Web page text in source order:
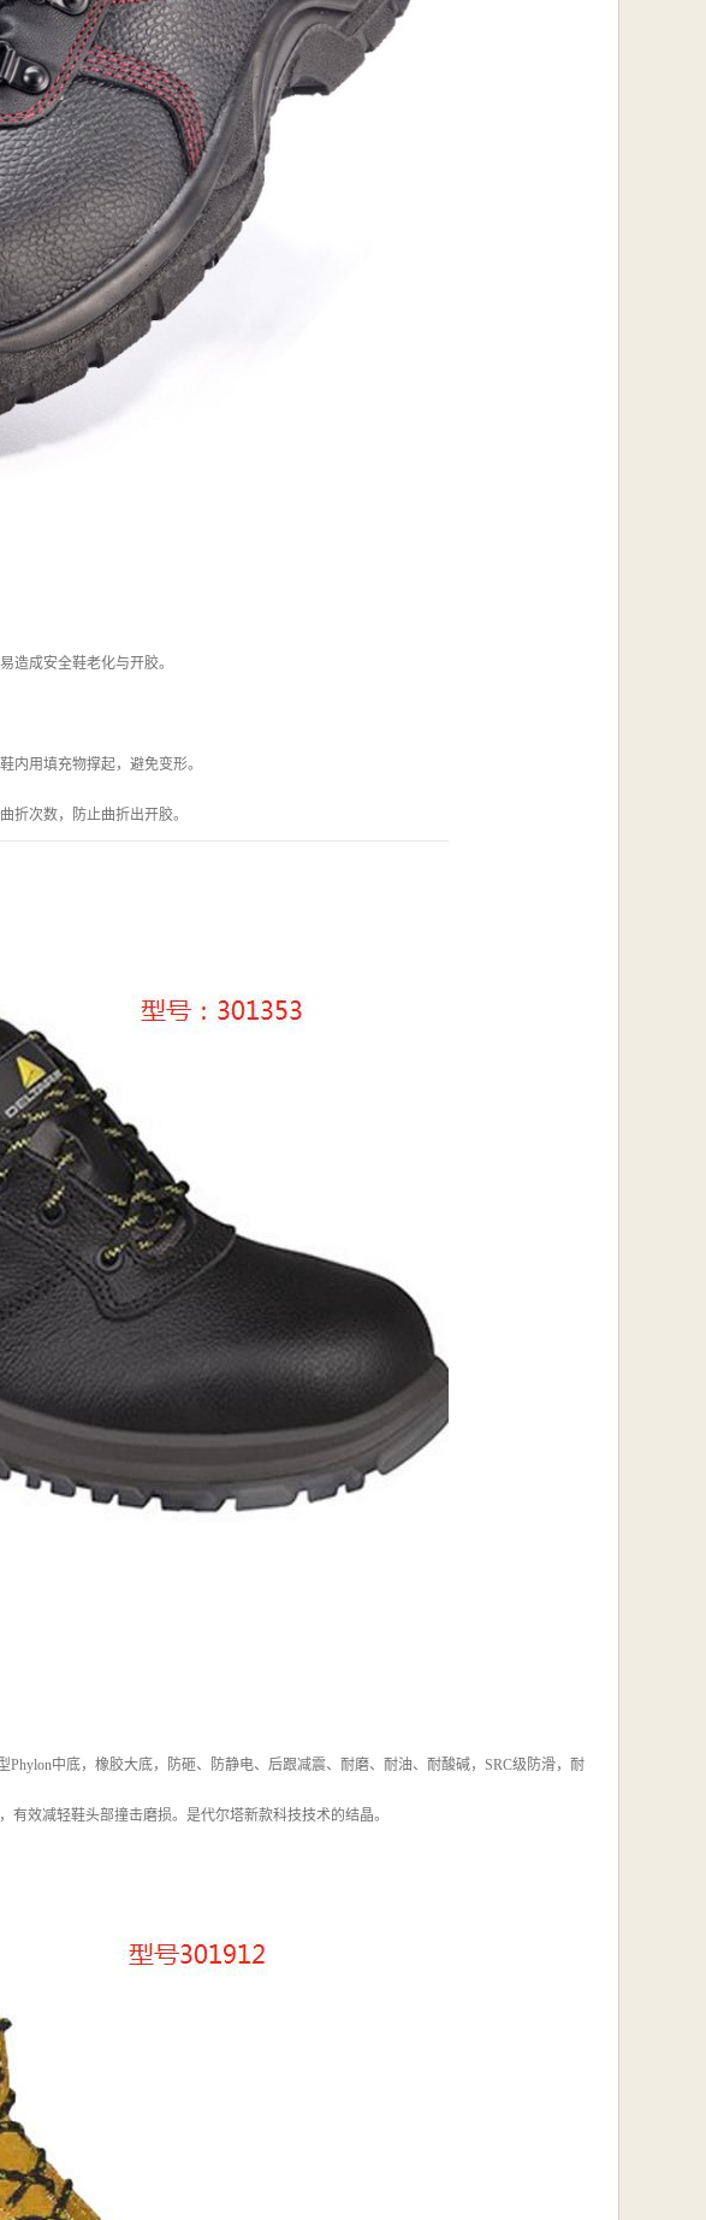
造成安全鞋老化与开胶。
内用填充物撑起，避免变形。
折次数，防止曲折出开胶。
中底，橡胶大底，防砸、防静电、后跟减震、耐磨、耐油、耐酸碱，SRC级防滑，耐
效减轻鞋头部撞击磨损。是代尔塔新款科技技术的结晶。